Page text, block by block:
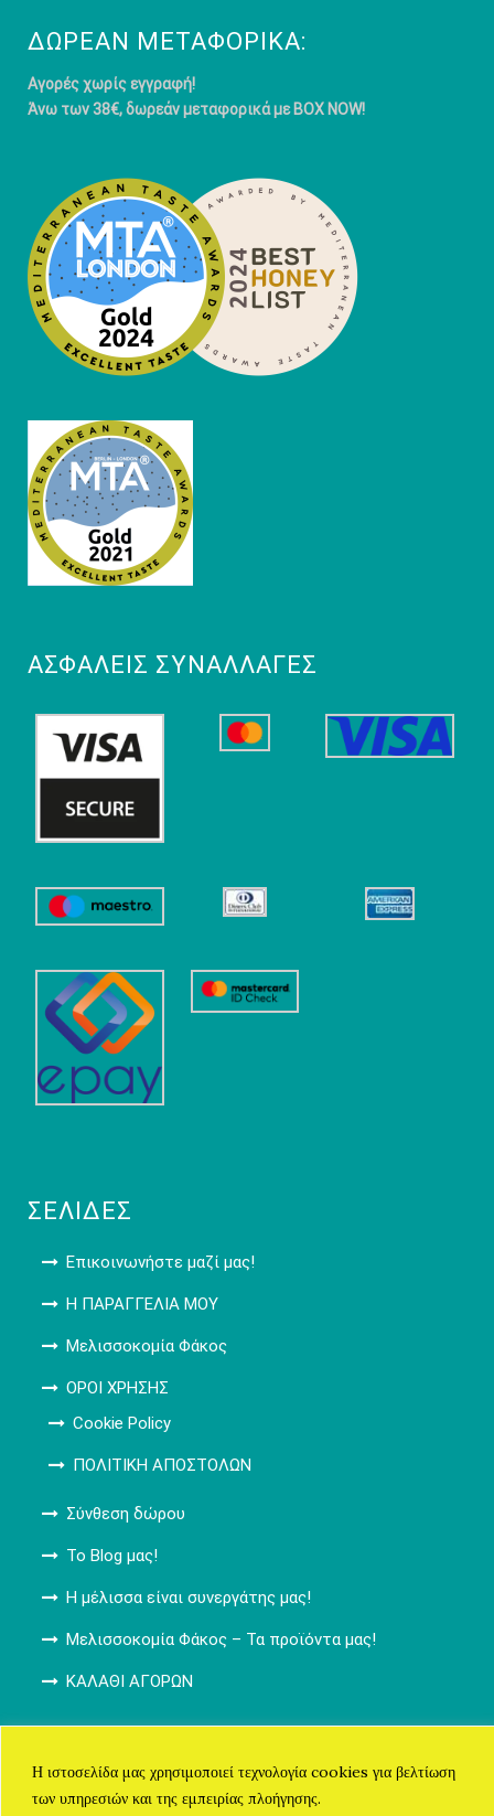
Η ιστοσελίδα μας χρησιμοποιεί τεχνολογία cookies για βελτίωση
των υπηρεσιών και της εμπειρίας πλοήγησης.
ΔΩΡΕΆΝ ΜΕΤΑΦΟΡΙΚΆ:
Αγορές χωρίς εγγραφή!
Άνω των 38€, δωρεάν μεταφορικά με BOX NOW!
ΑΣΦΑΛΕΊΣ ΣΥΝΑΛΛΑΓΈΣ
ΣΕΛΊΔΕΣ
Επικοινωνήστε μαζί μας!
Η ΠΑΡΑΓΓΕΛΙΑ ΜΟΥ
Μελισσοκομία Φάκος
ΟΡΟΙ ΧΡΗΣΗΣ
Cookie Policy
ΠΟΛΙΤΙΚΗ ΑΠΟΣΤΟΛΩΝ
Σύνθεση δώρου
Το Blog μας!
Η μέλισσα είναι συνεργάτης μας!
Μελισσοκομία Φάκος – Τα προϊόντα μας!
ΚΑΛΑΘΙ ΑΓΟΡΩΝ
Όροι Χρήσης